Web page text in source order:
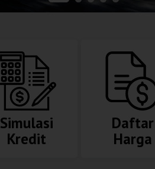
Simulasi
Kredit
Daftar
Harga